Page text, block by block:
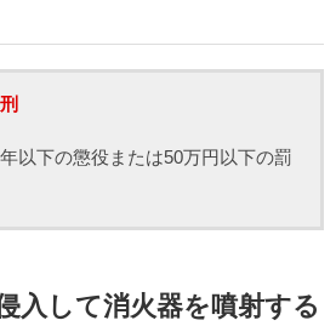
以下の懲役または50万円以下の罰
入して消火器を噴射する